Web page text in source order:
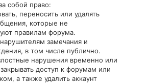
собой право:
переносить или удалять
которые не
правилам форума.
замечания и
в том числе публично.
нарушения временно или
доступ к форумам или
а также удалить аккаунт